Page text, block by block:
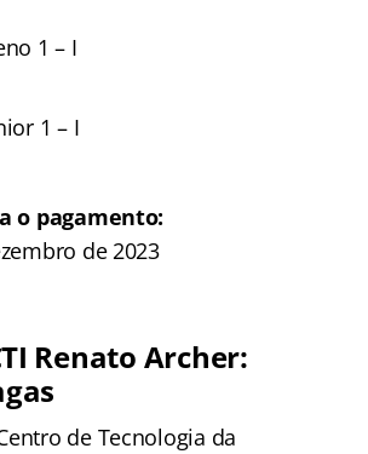
1 – I
1 – I
o pagamento:
de 2023
Renato Archer:
de Tecnologia da